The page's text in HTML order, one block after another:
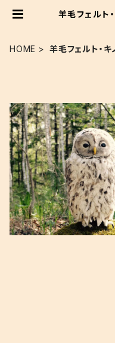
羊毛フェルト
HOME 羊毛フェルト・キ